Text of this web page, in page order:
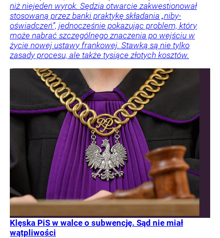
niż niejeden wyrok. Sędzia otwarcie zakwestionował
stosowaną przez banki praktykę składania „niby-
oświadczeń”, jednocześnie pokazując problem, który
może nabrać szczególnego znaczenia po wejściu w
życie nowej ustawy frankowej. Stawką są nie tylko
zasady procesu, ale także tysiące złotych kosztów.
Klęska PiS w walce o subwencję. Sąd nie miał
wątpliwości